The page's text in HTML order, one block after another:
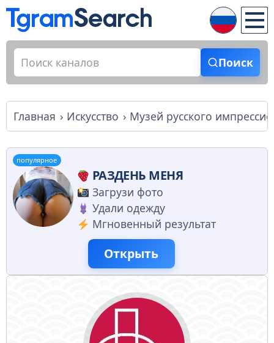
Поиск
Главная Искусство Музей русского
популярное
РАЗДЕНЬ МЕНЯ
Загрузи фото
Удали одежду
Мгновенный результат
Открыть